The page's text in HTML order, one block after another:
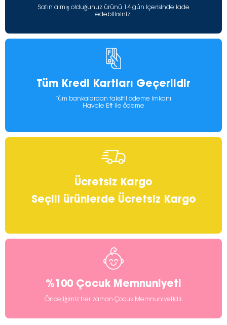
Satın almış olduğunuz ürünü 14 gün içerisinde iade
edebilirsiniz.
Tüm Kredi Kartları Geçerlidir
Tüm bankalardan taksitli ödeme imkanı
Havale Eft ile ödeme
Ücretsiz Kargo
Seçili ürünlerde Ücretsiz Kargo
%100 Çocuk Memnuniyeti
Önceliğimiz her zaman Çocuk Memnuniyetidir.